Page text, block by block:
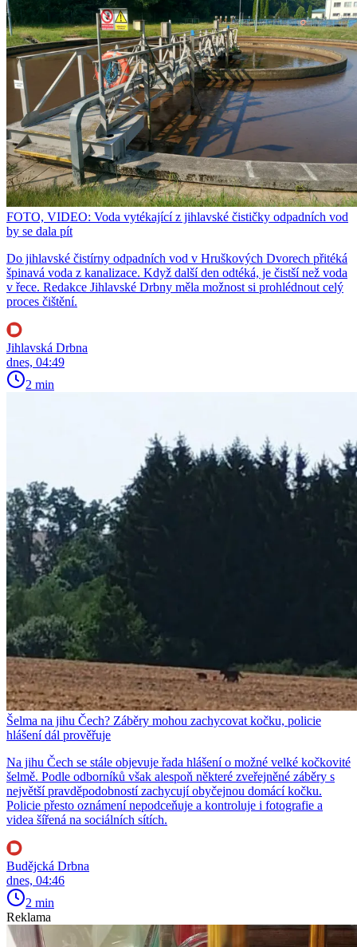
FOTO, VIDEO: Voda vytékající z jihlavské čističky odpadních vod
by se dala pít
Do jihlavské čistírny odpadních vod v Hruškových Dvorech přitéká
špinavá voda z kanalizace. Když další den odtéká, je čistší než voda
v řece. Redakce Jihlavské Drbny měla možnost si prohlédnout celý
proces čištění.
Jihlavská Drbna
dnes, 04:49
2 min
Šelma na jihu Čech? Záběry mohou zachycovat kočku, policie
hlášení dál prověřuje
Na jihu Čech se stále objevuje řada hlášení o možné velké kočkovité
šelmě. Podle odborníků však alespoň některé zveřejněné záběry s
největší pravděpodobností zachycují obyčejnou domácí kočku.
Policie přesto oznámení nepodceňuje a kontroluje i fotografie a
videa šířená na sociálních sítích.
Budějcká Drbna
dnes, 04:46
2 min
Reklama